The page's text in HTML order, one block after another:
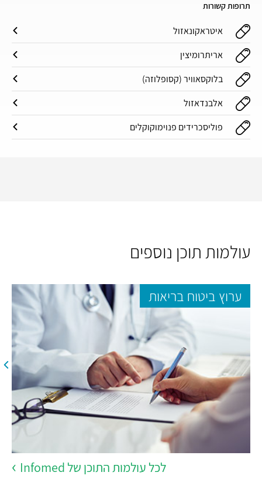
תרופות קשורות
איטראקונאזול
אריתרומיצין
בלוקסאוויר (קסופלוזה)
אלבנדאזול
פוליסכרידים פנוימוקוקלים
עולמות תוכן נוספים
ערוץ ביטוח בריאות
לכל עולמות התוכן של Infomed